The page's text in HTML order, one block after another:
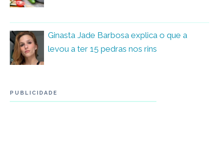
Ginasta Jade Barbosa explica o que a
levou a ter 15 pedras nos rins
PUBLICIDADE